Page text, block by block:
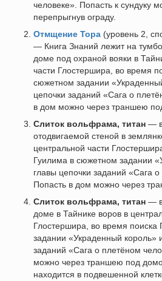
человеке». Попасть к сундуку
перепрыгнув ограду.
Отмщение Тора (уровень 2,
— Книга Знаний лежит на
доме под охраной вояки в
части Глостершира, во время
сюжетном задании
цепочки заданий «Сага о
в дом можно через траншею
Слиток вольфрама, титан — в
отодвигаемой стеной в
центральной части
Гуилима в сюжетном задании
главы цепочки заданий «Сага
Попасть в дом можно через
Слиток вольфрама, титан — в
доме в Тайнике воров в
Глостершира, во время
задании «Украденный король»
заданий «Сага о плетёном
можно через траншею под
находится в подвешенной